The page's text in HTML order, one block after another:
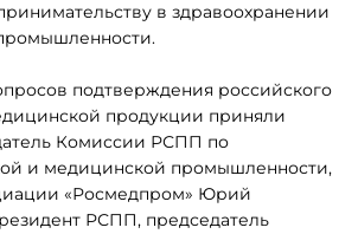
в здравоохранении
подтверждения российского
продукции приняли
Комиссии РСПП по
и медицинской промышленности,
«Росмедпром» Юрий
РСПП, председатель